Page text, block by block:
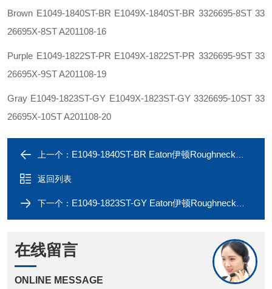
Brown E1049-1840ST-BR E1049X-1840ST-BR 3326695-8ST 33
26695X-8ST A201108-16
Purple E1049-1822ST-PR E1049X-1822ST-PR 3326695-9ST 33
26695X-9ST A201108-19
Gray E1049-1823ST-GY E1049X-1823ST-GY 3326695-10ST 33
26695X-10ST A201108-20
上一个： E1049-1840ST-BR Eaton伊顿Roughneck连接器E1049-1839ST-BL 1135A
返回列表
下一个： E1049-1823ST-GY Eaton伊顿Roughneck连接器E1049-1822ST-PR 1135A
在线留言
ONLINE MESSAGE